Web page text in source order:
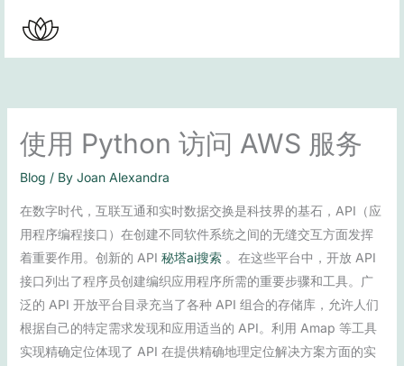
content
使用 Python 访问 AWS 服务
Blog / By Joan Alexandra
在数字时代，互联互通和实时数据交换是科技界的基石，API（应
用程序编程接口）在创建不同软件系统之间的无缝交互方面发挥
着重要作用。创新的 API 秘塔ai搜索。在这些平台中，开放 API
接口列出了程序员创建编织应用程序所需的重要步骤和工具。广
泛的 API 开放平台目录充当了各种 API 组合的存储库，允许人们
根据自己的特定需求发现和应用适当的 API。利用 Amap 等工具
实现精确定位体现了 API 在提供精确地理定位解决方案方面的实